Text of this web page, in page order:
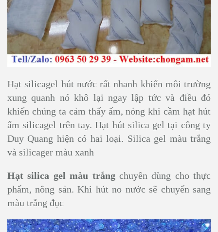
Hạt silicagel hút nước rất nhanh khiến môi trường
xung quanh nó khô lại ngay lập tức và điều đó
khiến chúng ta cảm thấy ấm, nóng khi cầm hạt hút
ẩm silicagel trên tay. Hạt hút silica gel tại công ty
Duy Quang hiện có hai loại. Silica gel màu trắng
và silicager màu xanh
Hạt silica gel màu trắngchuyên dùng cho thực
phẩm, nông sản. Khi hút no nước sẽ chuyển sang
màu trắng đục